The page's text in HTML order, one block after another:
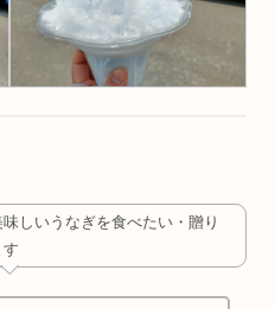
しいうなぎを食べたい・贈り